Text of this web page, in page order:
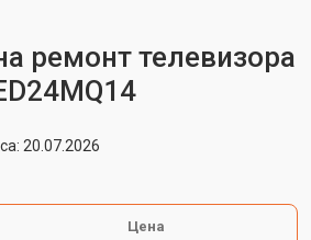
ремонт телевизора
20.07.2026
Цена